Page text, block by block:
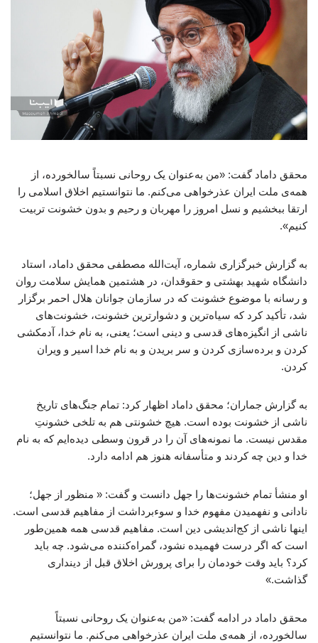
محقق داماد گفت: «من به‌عنوان یک روحانی نسبتاً سالخورده، از
همه‌ی ملت ایران عذرخواهی می‌کنم. ما نتوانستیم اخلاق اسلامی را
ارتقا ببخشیم و نسل امروز را مهربان و رحیم و بدون خشونت تربیت
کنیم».
به گزارش خبرگزاری شماره، آیت‌الله مصطفی محقق داماد، استاد
دانشگاه شهید بهشتی و حقوقدان، در هشتمین همایش سلامت روان
و رسانه با موضوع خشونت که در سازمان جوانان هلال احمر برگزار
شد، تأکید کرد که سیاه‌ترین و دشوارترین خشونت، خشونت‌های
ناشی از انگیزه‌های قدسی و دینی است؛ یعنی، به نام خدا، آدمکشی
کردن و برده‌سازی کردن و سر بریدن و به نام خدا اسیر و ویران
کردن.
به گزارش جماران؛ محقق داماد اظهار کرد: تمام جنگ‌های تاریخ
ناشی از خشونت بوده است. هیچ خشونتی هم به تلخی خشونتِ
مقدس نیست. ما نمونه‌های آن را در قرون وسطی دیده‌ایم که به نام
خدا و دین چه کردند و متأسفانه هنوز هم ادامه دارد.
او منشأ تمام خشونت‌ها را جهل دانست و گفت: « منظور از جهل؛
نادانی و نفهمیدن مفهوم خدا و سوءبرداشت از مفاهیم قدسی است.
اینها ناشی از کج‌اندیشی دین است. مفاهیم قدسی همه همین‌طور
است که اگر درست فهمیده نشود، گمراه‌کننده می‌شود. چه باید
کرد؟ باید وقت خودمان را برای پرورش اخلاق قبل از دینداری
گذاشت.»
محقق داماد در ادامه گفت: «من به‌عنوان یک روحانی نسبتاً
سالخورده، از همه‌ی ملت ایران عذرخواهی می‌کنم. ما نتوانستیم